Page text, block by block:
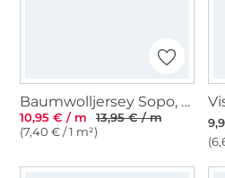
Baumwolljersey Sopo, bordeaux
10,95 € / m
13,95 € / m
(7,40 € / 1 m²)